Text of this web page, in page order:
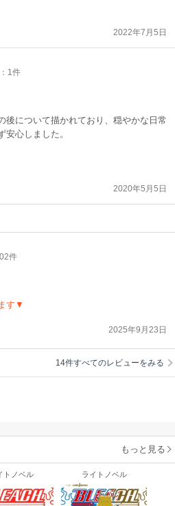
2022年7月5日
1件
後について描かれており、穏やかな日常
心しました。
2020年5月5日
件
す▼
2025年9月23日
14件すべてのレビューをみる
もっと見る
トノベル ライトノベル